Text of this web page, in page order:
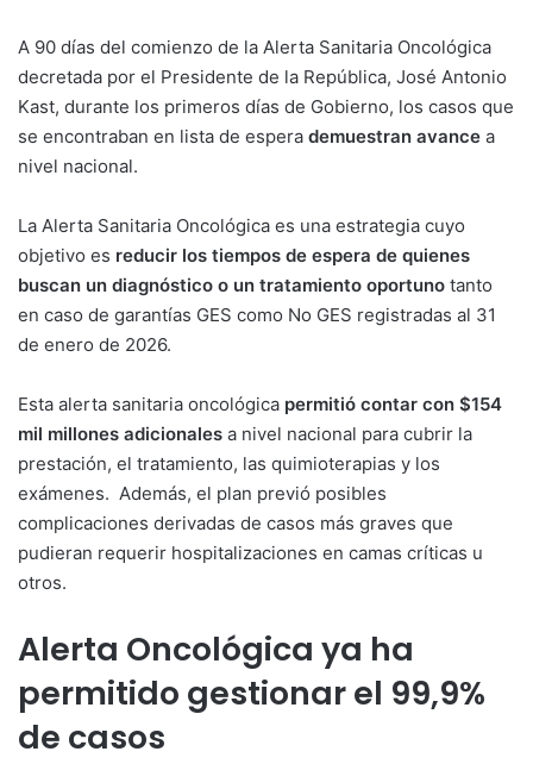
A 90 días del comienzo de la Alerta Sanitaria Oncológica
decretada por el Presidente de la República, José Antonio
Kast, durante los primeros días de Gobierno, los casos que
se encontraban en lista de espera demuestran avance a
nivel nacional.
La Alerta Sanitaria Oncológica es una estrategia cuyo
objetivo es reducir los tiempos de espera de quienes
buscan un diagnóstico o un tratamiento oportuno tanto
en caso de garantías GES como No GES registradas al 31
de enero de 2026.
Esta alerta sanitaria oncológica permitió contar con $154
mil millones adicionales a nivel nacional para cubrir la
prestación, el tratamiento, las quimioterapias y los
exámenes. Además, el plan previó posibles
complicaciones derivadas de casos más graves que
pudieran requerir hospitalizaciones en camas críticas u
otros.
Alerta Oncológica ya ha
permitido gestionar el 99,9%
de casos